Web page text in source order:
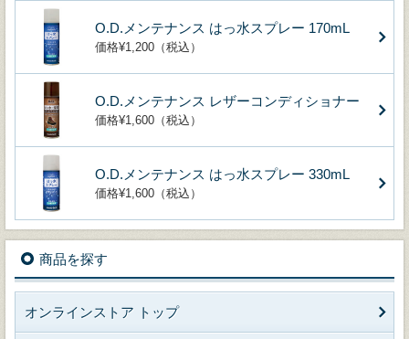
O.D.メンテナンス はっ水スプレー 170mL
価格¥1,200（税込）
O.D.メンテナンス レザーコンディショナー
価格¥1,600（税込）
O.D.メンテナンス はっ水スプレー 330mL
価格¥1,600（税込）
商品を探す
オンラインストア トップ